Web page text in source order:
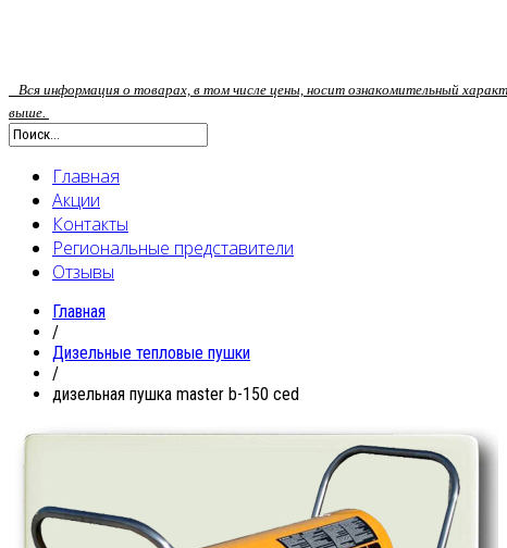
Вся информация о товарах, в том числе цены, носит ознакомительный
выше.
Главная
Акции
Контакты
Региональные представители
Отзывы
Главная
/
Дизельные тепловые пушки
/
дизельная пушка master b-150 ced